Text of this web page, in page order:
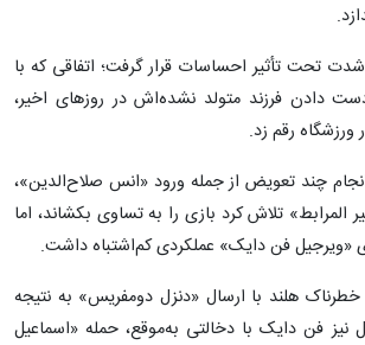
تحت تأثیر احساسات قرار گرفت؛ اتفاقی که با
دادن فرزند متولد نشده‌اش در روزهای اخیر،
رقم زد.
چند تعویض از جمله ورود «انس صلاح‌الدین»،
تلاش کرد بازی را به تساوی بکشاند، اما
«ویرجیل فن دایک» عملکردی کم‌اشتباه داشت.
ضدحمله خطرناک هلند با ارسال «دنزل دومفریس» به نتیجه
نیز فن دایک با دخالتی به‌موقع، حمله «اسماعیل